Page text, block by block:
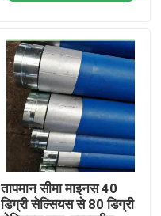
तापमान सीमा माइनस 40
डिग्री सेल्सियस से 80 डिग्री